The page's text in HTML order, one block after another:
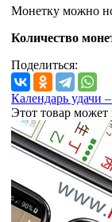
Монетку можно
Количество
Поделиться:
Календарь удачи –
Этот товар может